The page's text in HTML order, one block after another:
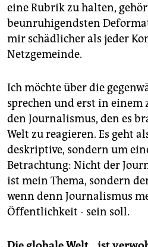
eine Rubrik zu halten,
beunruhigendsten
mir schädlicher als jeder
Netzgemeinde.
Ich möchte über die
sprechen und erst in einem
den Journalismus, den es
Welt zu reagieren. Es geht
deskriptive, sondern um
Betrachtung: Nicht der
ist mein Thema, sondern
wenn denn Journalismus
Öffentlichkeit - sein soll.